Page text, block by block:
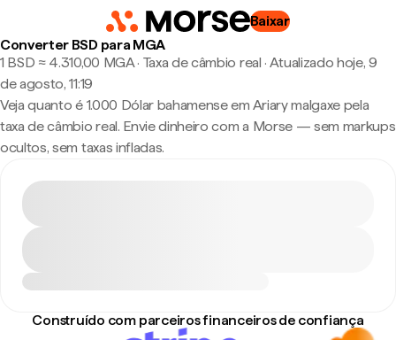
Baixar
Converter BSD para MGA
1 BSD ≈ 4.310,00 MGA · Taxa de câmbio real · Atualizado hoje, 9
de agosto, 11:19
Veja quanto é 1.000 Dólar bahamense em Ariary malgaxe pela
taxa de câmbio real. Envie dinheiro com a Morse — sem markups
ocultos, sem taxas infladas.
Construído com parceiros financeiros de confiança